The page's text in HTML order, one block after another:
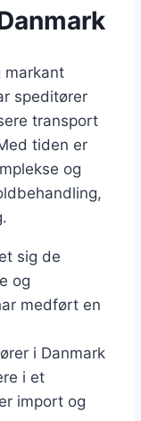
markant
speditører
transport
tiden er
og
sig de
og
medført en
i Danmark
i et
import og